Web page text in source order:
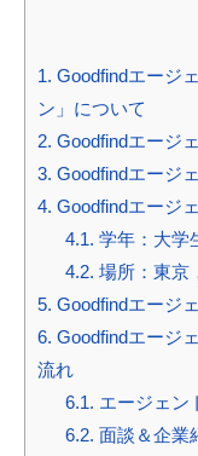
1. Goodfindエージ
ン」について
2. Goodfindエージ
3. Goodfindエージ
4. Goodfindエージ
4.1. 学年：大学
4.2. 場所：東京
5. Goodfindエージ
6. Goodfindエージ
流れ
6.1. エージェン
6.2. 面談＆企業